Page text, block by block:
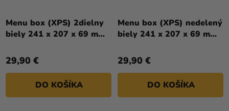
Menu box (XPS) 2dielny
biely 241 x 207 x 69 mm
29,90 €
DO KOŠÍKA
Menu box (XPS) nedelený
biely 241 x 207 x 69 mm
29,90 €
DO KOŠÍKA